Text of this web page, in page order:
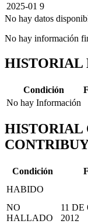
2025-01 9
No hay datos
No hay información
HISTORIAL
Condición
No hay Información
HISTORIAL
Condición
HABIDO
NO
HALLADO
11 DE
2012